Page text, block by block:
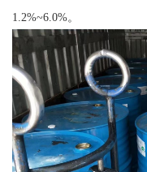
1.2%~6.0%。